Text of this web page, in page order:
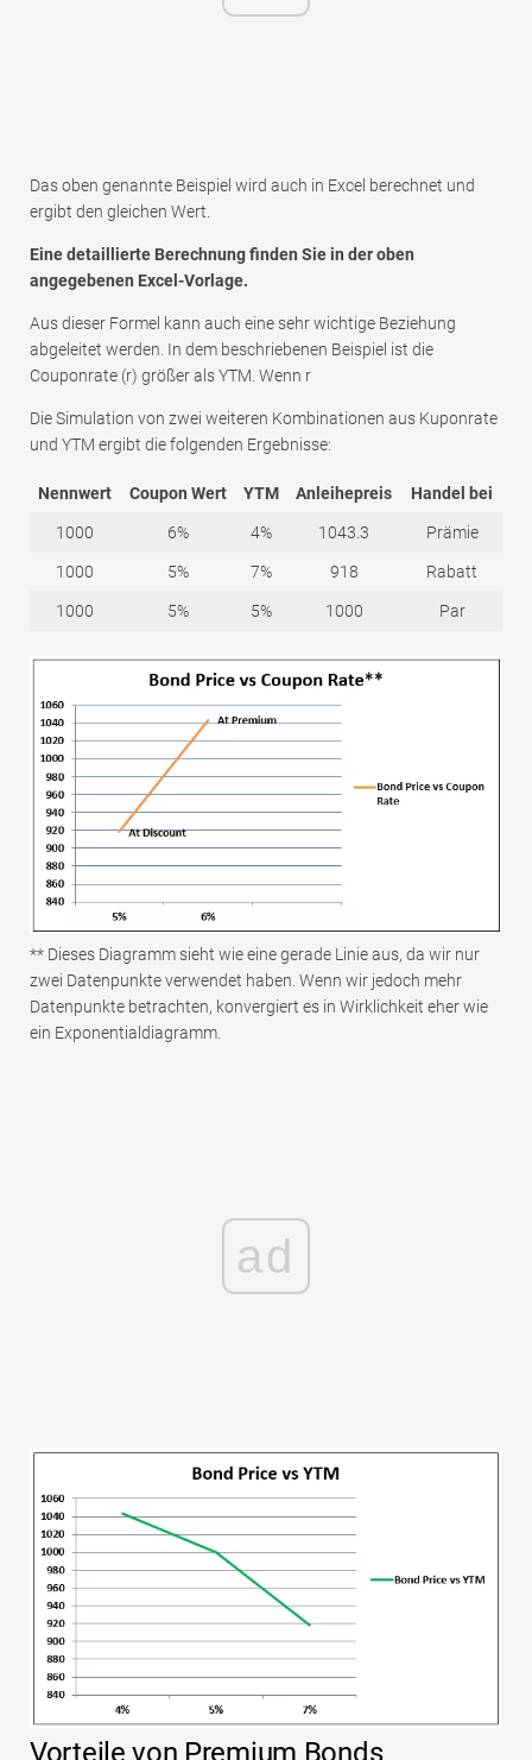
Das oben genannte Beispiel wird auch in Excel berechnet und
ergibt den gleichen Wert.
Eine detaillierte Berechnung finden Sie in der oben
angegebenen Excel-Vorlage.
Aus dieser Formel kann auch eine sehr wichtige Beziehung
abgeleitet werden. In dem beschriebenen Beispiel ist die
Couponrate (r) größer als YTM. Wenn r
Die Simulation von zwei weiteren Kombinationen aus Kuponrate
und YTM ergibt die folgenden Ergebnisse:
Nennwert Coupon Wert YTM Anleihepreis Handel bei
1000 6% 4% 1043.3 Prämie
1000 5% 7% 918 Rabatt
1000 5% 5% 1000 Par
** Dieses Diagramm sieht wie eine gerade Linie aus, da wir nur
zwei Datenpunkte verwendet haben. Wenn wir jedoch mehr
Datenpunkte betrachten, konvergiert es in Wirklichkeit eher wie
ein Exponentialdiagramm.
ad
Vorteile von Premium Bonds